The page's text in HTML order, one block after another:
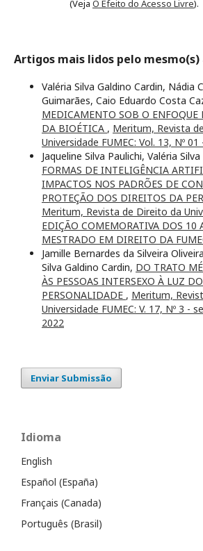
(Veja O Efeito do Acesso Livre).
Artigos mais lidos pelo
Valéria Silva Galdino Cardin, Nádia
Guimarães, Caio Eduardo Costa
MEDICAMENTO SOB O
DA BIOÉTICA , Meritum, Revista
Universidade FUMEC: Vol. 13, Nº
Jaqueline Silva Paulichi, Valéria
FORMAS DE INTELIGÊNCIA
IMPACTOS NOS PADRÕES DE
PROTEÇÃO DOS DIREITOS DA
Meritum, Revista de Direito da
EDIÇÃO COMEMORATIVA DOS 10
MESTRADO EM DIREITO DA
Jamille Bernardes da Silveira
Silva Galdino Cardin, DO TRATO
ÀS PESSOAS INTERSEXO À LUZ
PERSONALIDADE , Meritum,
Universidade FUMEC: V. 17, Nº 3 -
2022
Enviar Submissão
Idioma
English
Español (España)
Français (Canada)
Português (Brasil)